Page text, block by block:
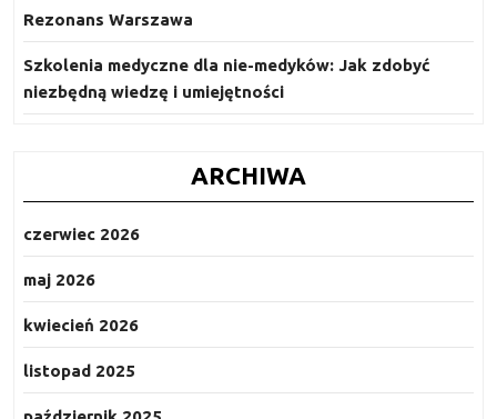
Rezonans Warszawa
Szkolenia medyczne dla nie-medyków: Jak zdobyć
niezbędną wiedzę i umiejętności
ARCHIWA
czerwiec 2026
maj 2026
kwiecień 2026
listopad 2025